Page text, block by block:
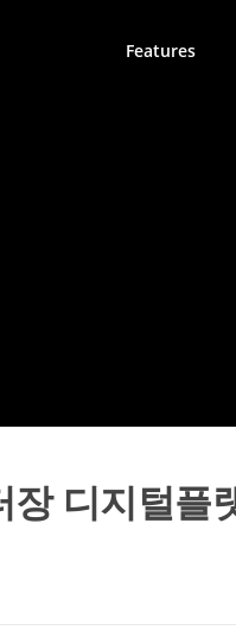
Features
디지털플